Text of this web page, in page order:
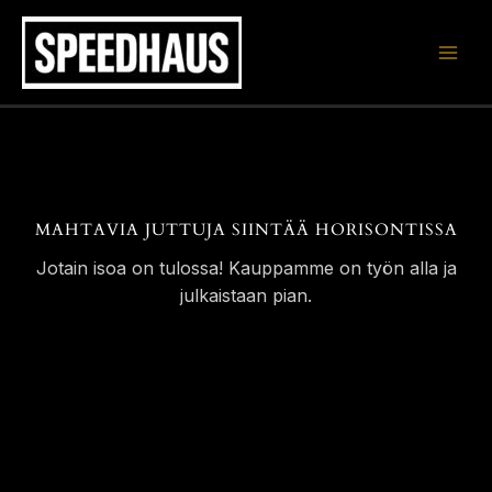
Siirry
sisältöön
MAHTAVIA JUTTUJA SIINTÄÄ HORISONTISSA
Jotain isoa on tulossa! Kauppamme on työn alla ja
julkaistaan pian.